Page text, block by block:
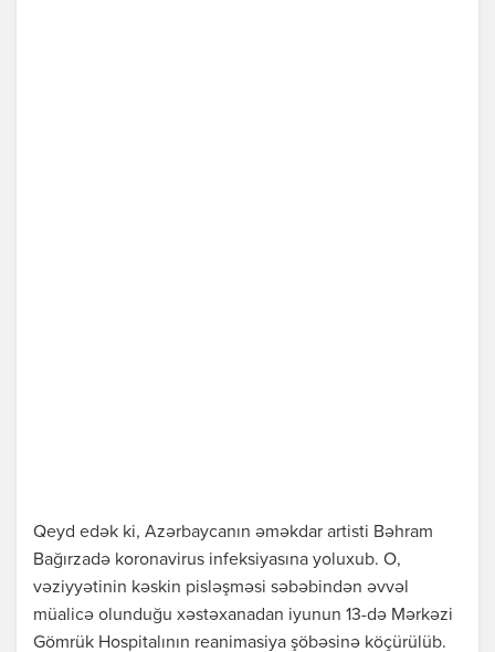
Qeyd edək ki, Azərbaycanın əməkdar artisti Bəhram
Bağırzadə koronavirus infeksiyasına yoluxub. O,
vəziyyətinin kəskin pisləşməsi səbəbindən əvvəl
müalicə olunduğu xəstəxanadan iyunun 13-də Mərkəzi
Gömrük Hospitalının reanimasiya şöbəsinə köçürülüb.